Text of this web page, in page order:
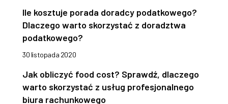
Ile kosztuje porada doradcy podatkowego?
Dlaczego warto skorzystać z doradztwa
podatkowego?
30 listopada 2020
Jak obliczyć food cost? Sprawdź, dlaczego
warto skorzystać z usług profesjonalnego
biura rachunkowego